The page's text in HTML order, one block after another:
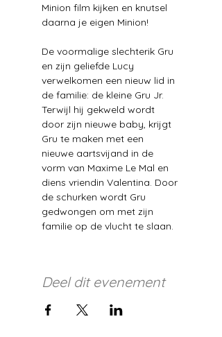
Minion film kijken en knutsel
daarna je eigen Minion!
De voormalige slechterik Gru
en zijn geliefde Lucy
verwelkomen een nieuw lid in
de familie: de kleine Gru Jr.
Terwijl hij gekweld wordt
door zijn nieuwe baby, krijgt
Gru te maken met een
nieuwe aartsvijand in de
vorm van Maxime Le Mal en
diens vriendin Valentina. Door
de schurken wordt Gru
gedwongen om met zijn
familie op de vlucht te slaan.
Deel dit evenement